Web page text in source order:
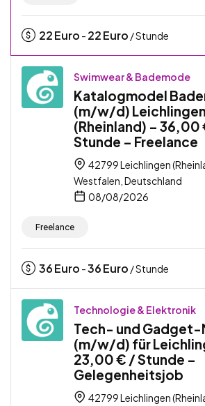
22Euro - 22Euro / Stunde
Swimwear & Bademode
Katalogmodel
(m/w/d) Leichlingen
(Rheinland) – 36,00
Stunde – Freelance
42799 Leichlingen
Westfalen, Deutschland
08/08/2026
Freelance
36Euro -36Euro / Stunde
Technologie & Elektronik
Tech- und Gadget-
(m/w/d) für
23,00 € / Stunde –
Gelegenheitsjob
42799 Leichlingen